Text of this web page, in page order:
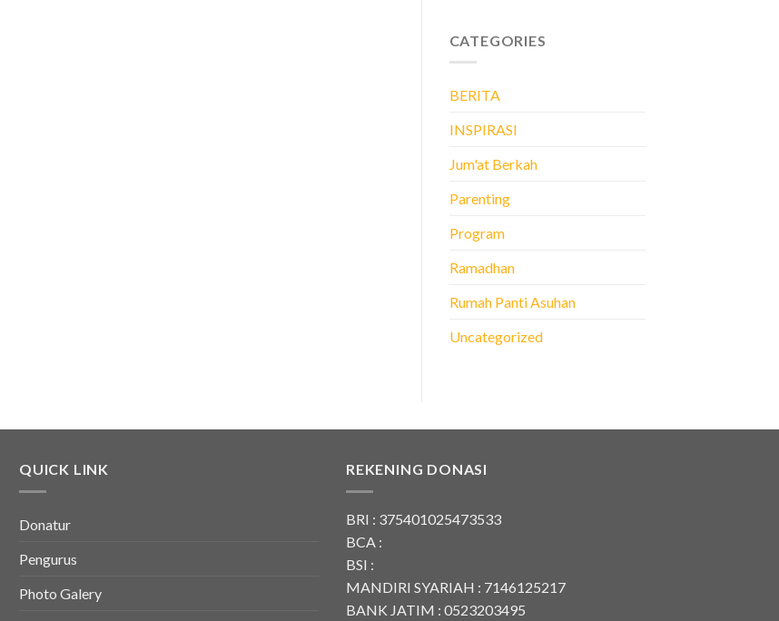
CATEGORIES
BERITA
INSPIRASI
Jum'at Berkah
Parenting
Program
Ramadhan
Rumah Panti Asuhan
Uncategorized
QUICK LINK
Donatur
Pengurus
Photo Galery
REKENING DONASI
BRI : 375401025473533
BCA :
BSI :
MANDIRI SYARIAH : 7146125217
BANK JATIM : 0523203495